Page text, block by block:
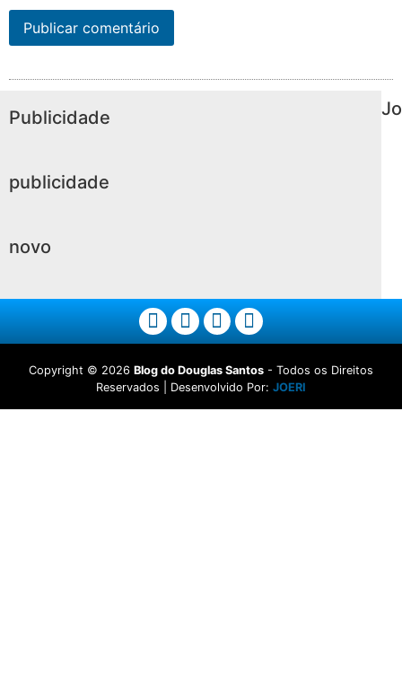
Publicidade
publicidade
novo
Jo
Copyright © 2026 Blog do Douglas Santos - Todos os Direitos
Reservados | Desenvolvido Por: JOERI